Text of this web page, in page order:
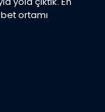
ortamı